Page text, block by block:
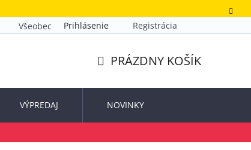
Všeobecné obchodné podmienky
Prihlásenie Registrácia
KOŠÍK
PRÁZDNY KOŠÍK
VÝPREDAJ NOVINKY